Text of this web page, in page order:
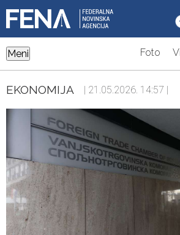
Meni Foto
EKONOMIJA | 21.05.2026. 14:57 |